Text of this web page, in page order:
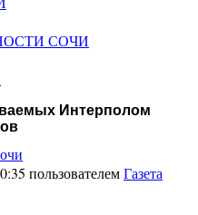
СОЧИ
Интерполом
пользователемГазета